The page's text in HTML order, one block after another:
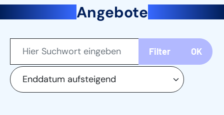
Angebote
Filter OK